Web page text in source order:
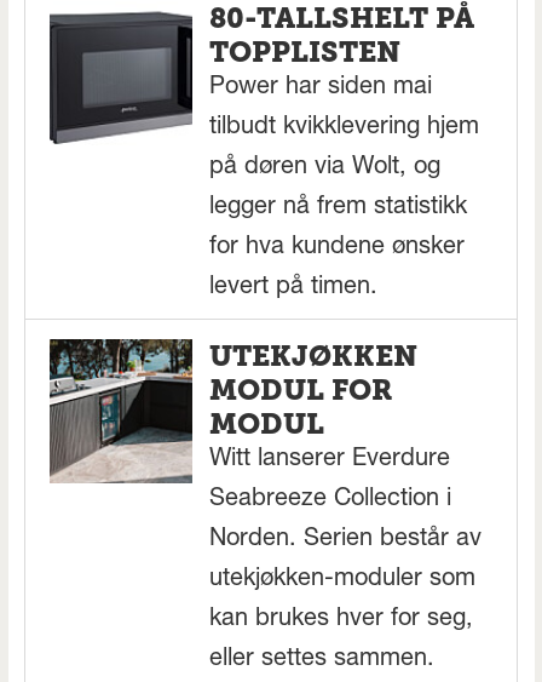
80-TALLSHELT PÅ
TOPPLISTEN
Power har siden mai
tilbudt kvikklevering hjem
på døren via Wolt, og
legger nå frem statistikk
for hva kundene ønsker
levert på timen.
UTEKJØKKEN
MODUL FOR
MODUL
Witt lanserer Everdure
Seabreeze Collection i
Norden. Serien består av
utekjøkken-moduler som
kan brukes hver for seg,
eller settes sammen.